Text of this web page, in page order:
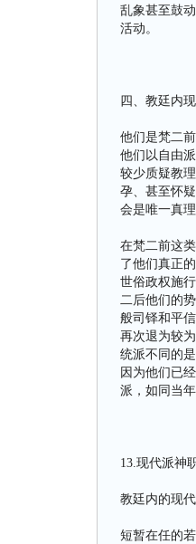
乱象甚至鼓
活动。
四、教廷内
他们是梵二
他们以自由
较少质疑教
孕、甚至怀
会是唯一真
在梵二前这
了他们真正
世俗政权施
二后他们的
般司铎和平
再次退为较
统派不同的
因为他们已
派，如同当
13.现代派神
教廷内的现
短暂在任的